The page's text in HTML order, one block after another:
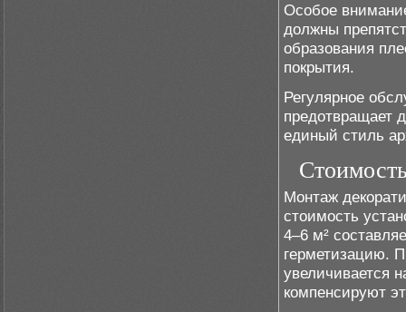
Особое
должны
образования
покрытия.
Регулярное
предотвращает
единый стиль
Монтаж
стоимость
4–6 м²
герметизацию.
увеличивается
компенсируют